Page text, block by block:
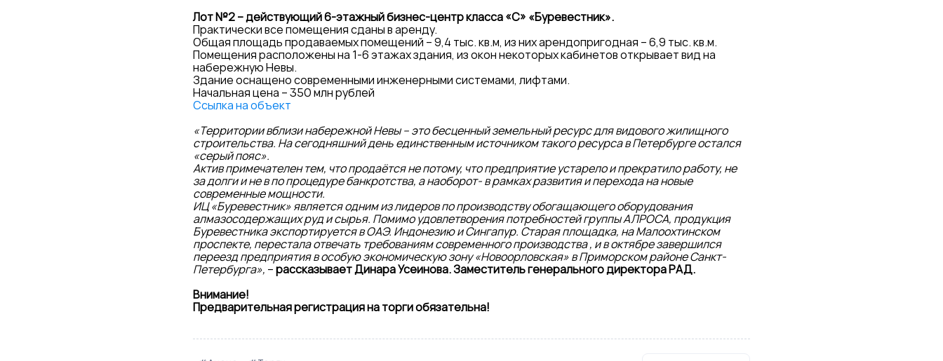
Лот №2 – действующий 6-этажный бизнес-центр класса «С» «Буревестник».
Практически все помещения сданы в аренду.
Общая площадь продаваемых помещений – 9,4 тыс. кв.м, из них арендопригодная – 6,9 тыс. кв.м.
Помещения расположены на 1-6 этажах здания, из окон некоторых кабинетов открывает вид на
набережную Невы.
Здание оснащено современными инженерными системами, лифтами.
Начальная цена – 350 млн рублей
Ссылка на объект
«Территории вблизи набережной Невы – это бесценный земельный ресурс для видового жилищного
строительства. На сегодняшний день единственным источником такого ресурса в Петербурге остался
«серый пояс».
Актив примечателен тем, что продаётся не потому, что предприятие устарело и прекратило работу, не
за долги и не в по процедуре банкротства, а наоборот- в рамках развития и перехода на новые
современные мощности.
ИЦ «Буревестник» является одним из лидеров по производству обогащающего оборудования
алмазосодержащих руд и сырья. Помимо удовлетворения потребностей группы АЛРОСА, продукция
Буревестника экспортируется в ОАЭ. Индонезию и Сингапур. Старая площадка, на Малоохтинском
проспекте, перестала отвечать требованиям современного производства , и в октябре завершился
переезд предприятия в особую экономическую зону «Новоорловская» в Приморском районе Санкт-
Петербурга», –рассказывает Динара Усеинова. Заместитель генерального директора РАД.
Внимание!
Предварительная регистрация на торги обязательна!